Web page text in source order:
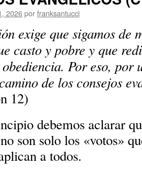
2026porfranksantucci
exige que sigamos de
casto y pobre y que
Por eso, por
de los consejos
12)
debemos aclarar
son solo los «votos»
a todos.